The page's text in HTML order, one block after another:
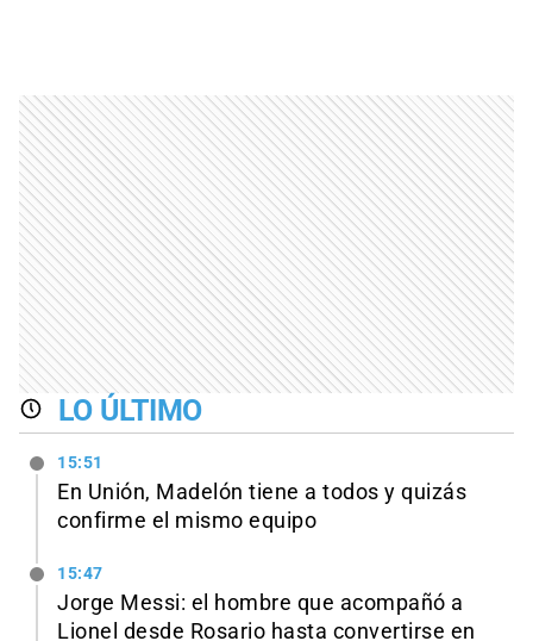
LO ÚLTIMO
15:51
En Unión, Madelón tiene a todos y quizás
confirme el mismo equipo
15:47
Jorge Messi: el hombre que acompañó a
Lionel desde Rosario hasta convertirse en